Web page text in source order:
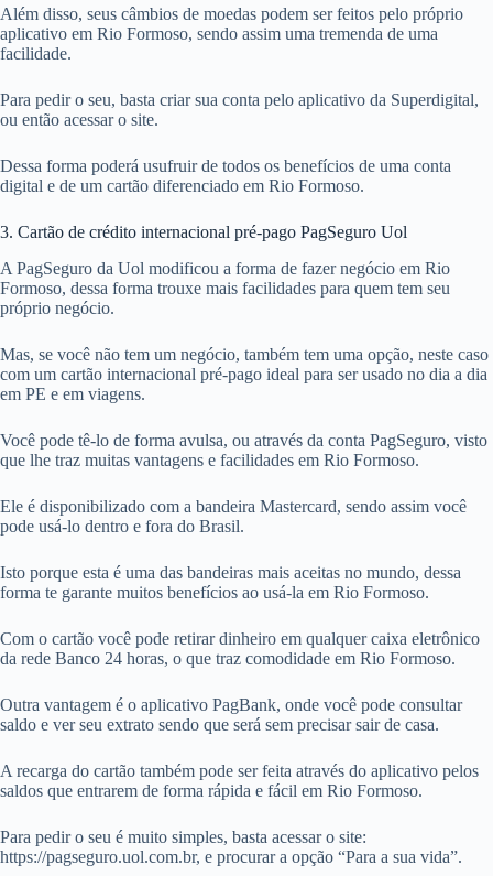
Além disso, seus câmbios de moedas podem ser feitos pelo próprio
aplicativo em Rio Formoso, sendo assim uma tremenda de uma
facilidade.
Para pedir o seu, basta criar sua conta pelo aplicativo da Superdigital,
ou então acessar o site.
Dessa forma poderá usufruir de todos os benefícios de uma conta
digital e de um cartão diferenciado em Rio Formoso.
3. Cartão de crédito internacional pré-pago PagSeguro Uol
A PagSeguro da Uol modificou a forma de fazer negócio em Rio
Formoso, dessa forma trouxe mais facilidades para quem tem seu
próprio negócio.
Mas, se você não tem um negócio, também tem uma opção, neste caso
com um cartão internacional pré-pago ideal para ser usado no dia a dia
em PE e em viagens.
Você pode tê-lo de forma avulsa, ou através da conta PagSeguro, visto
que lhe traz muitas vantagens e facilidades em Rio Formoso.
Ele é disponibilizado com a bandeira Mastercard, sendo assim você
pode usá-lo dentro e fora do Brasil.
Isto porque esta é uma das bandeiras mais aceitas no mundo, dessa
forma te garante muitos benefícios ao usá-la em Rio Formoso.
Com o cartão você pode retirar dinheiro em qualquer caixa eletrônico
da rede Banco 24 horas, o que traz comodidade em Rio Formoso.
Outra vantagem é o aplicativo PagBank, onde você pode consultar
saldo e ver seu extrato sendo que será sem precisar sair de casa.
A recarga do cartão também pode ser feita através do aplicativo pelos
saldos que entrarem de forma rápida e fácil em Rio Formoso.
Para pedir o seu é muito simples, basta acessar o site:
https://pagseguro.uol.com.br, e procurar a opção “Para a sua vida”.